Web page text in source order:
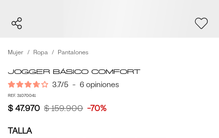
Mujer Ropa Pantalones
Jogger Básico Comfort
3.7/5 - 6opiniones
REF. 31070041
$ 47.970 $ 159.900 -70%
TALLA